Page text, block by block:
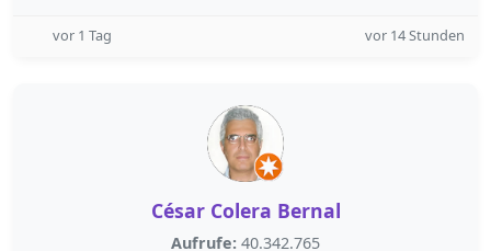
vor 1 Tag vor 14 Stunden
César Colera Bernal
Aufrufe: 40.342.765